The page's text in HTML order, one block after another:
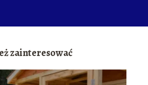
zainteresować